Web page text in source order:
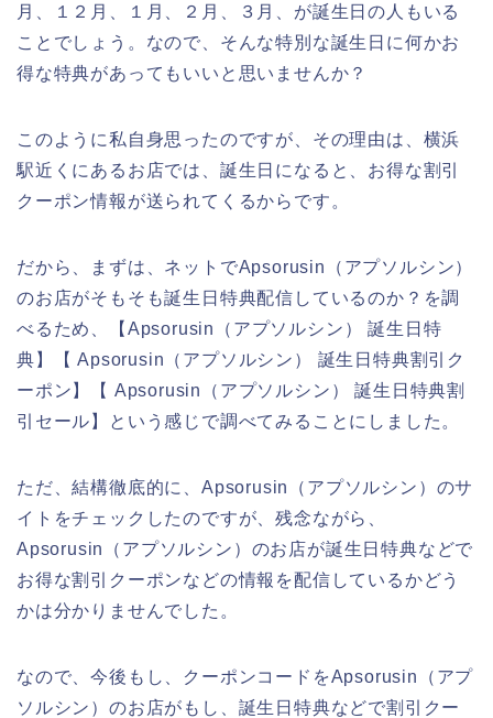
月、１２月、１月、２月、３月、が誕生日の人もいる
ことでしょう。なので、そんな特別な誕生日に何かお
得な特典があってもいいと思いませんか？
このように私自身思ったのですが、その理由は、横浜
駅近くにあるお店では、誕生日になると、お得な割引
クーポン情報が送られてくるからです。
だから、まずは、ネットでApsorusin（アプソルシン）
のお店がそもそも誕生日特典配信しているのか？を調
べるため、【Apsorusin（アプソルシン） 誕生日特
典】【 Apsorusin（アプソルシン） 誕生日特典割引ク
ーポン】【 Apsorusin（アプソルシン） 誕生日特典割
引セール】という感じで調べてみることにしました。
ただ、結構徹底的に、Apsorusin（アプソルシン）のサ
イトをチェックしたのですが、残念ながら、
Apsorusin（アプソルシン）のお店が誕生日特典などで
お得な割引クーポンなどの情報を配信しているかどう
かは分かりませんでした。
なので、今後もし、クーポンコードをApsorusin（アプ
ソルシン）のお店がもし、誕生日特典などで割引クー